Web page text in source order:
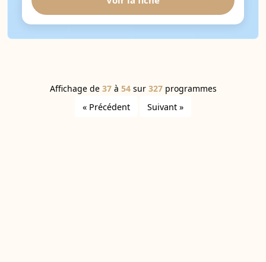
Affichage de 37à 54sur 327programmes
« Précédent
Suivant »